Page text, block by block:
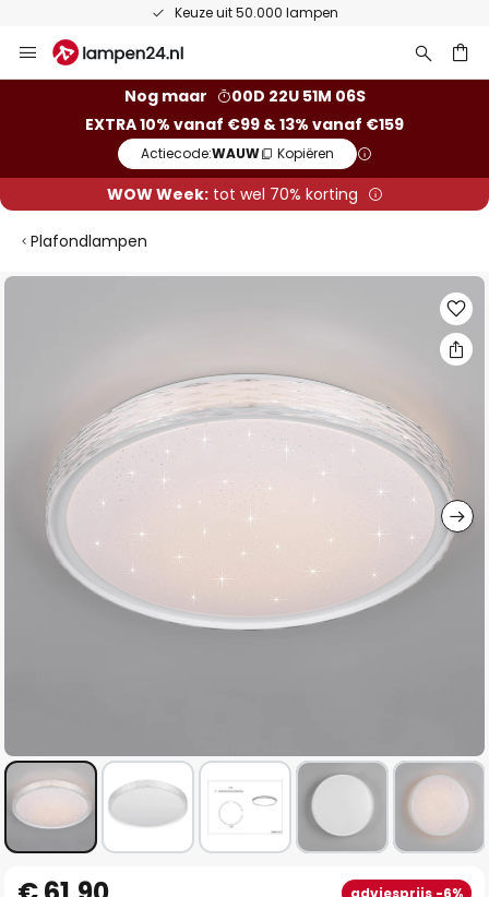
Keuze uit 50.000 lampen
naar
Nog maar
00D 22U 51M 05S
EXTRA 10% vanaf €99 & 13% vanaf €159
Actiecode:WAUW Kopiëren
WOW Week:tot wel 70% korting
Plafondlampen
Ga
afbeeldingen-
gallerij
adviesprijs -6%